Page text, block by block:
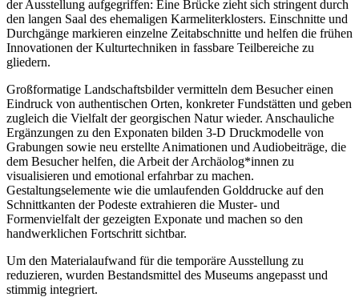
der Ausstellung aufgegriffen: Eine Brücke zieht sich stringent durch
den langen Saal des ehemaligen Karmeliterklosters. Einschnitte und
Durchgänge markieren einzelne Zeitabschnitte und helfen die frühen
Innovationen der Kulturtechniken in fassbare Teilbereiche zu
gliedern.
Großformatige Landschaftsbilder vermitteln dem Besucher einen
Eindruck von authentischen Orten, konkreter Fundstätten und geben
zugleich die Vielfalt der georgischen Natur wieder. Anschauliche
Ergänzungen zu den Exponaten bilden 3-D Druckmodelle von
Grabungen sowie neu erstellte Animationen und Audiobeiträge, die
dem Besucher helfen, die Arbeit der Archäolog*innen zu
visualisieren und emotional erfahrbar zu machen.
Gestaltungselemente wie die umlaufenden Golddrucke auf den
Schnittkanten der Podeste extrahieren die Muster- und
Formenvielfalt der gezeigten Exponate und machen so den
handwerklichen Fortschritt sichtbar.
Um den Materialaufwand für die temporäre Ausstellung zu
reduzieren, wurden Bestandsmittel des Museums angepasst und
stimmig integriert.